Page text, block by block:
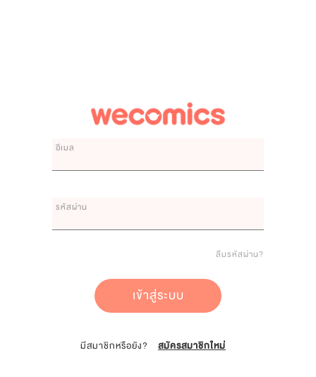
อีเมล
รหัสผ่าน
ลืมรหัสผ่าน?
เข้าสู่ระบบ
มีสมาชิกหรือยัง? สมัครสมาชิกใหม่